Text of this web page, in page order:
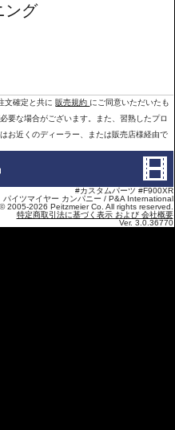
ング
文確定と共に 販売規約 にご同意いただいたも
要な場合がございます。また、習熟したプロ
お近くのディーラー、または販売店様経由で
#カスタムパーツ #F900XR
パイツマイヤー カンパニー / P&A International
2005-2026 Peitzmeier Co. All rights reserved.
特定商取引法に基づく表示 および 会社概要
Ver. 3.0.36770